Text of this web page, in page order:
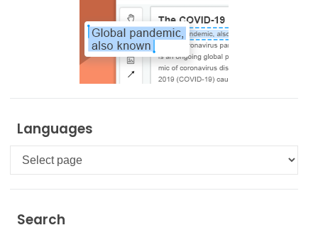
Languages
Languages
Search